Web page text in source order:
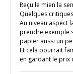
Reçu le mien la
Quelques
Au niveau aspect
prendre exemple
papier aussi un
Et cela pourrait
en gardant le prix